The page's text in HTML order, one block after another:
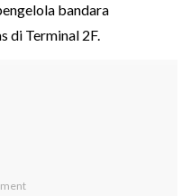
bandara
di Terminal 2F.